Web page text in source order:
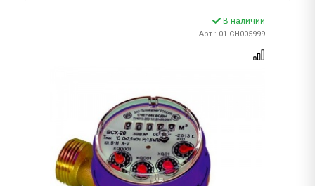
В наличии
Арт.: 01.CH005999